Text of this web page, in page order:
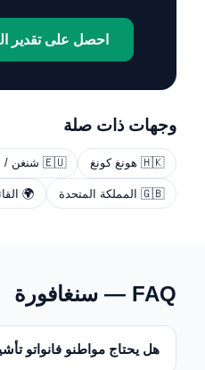
احصل على تقدير
وجهات ذات صلة
🇭🇰 هونغ كونغ 🇪🇺 شنغن / الاتحاد الأوروبي
🇬🇧 المملكة المتحدة 🌍
FAQ — سنغافورة
هل يحتاج مواطنو فانواتو